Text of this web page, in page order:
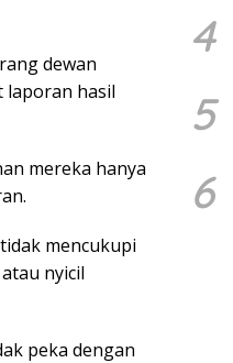
dewan
laporan hasil
mereka hanya
mencukupi
nyicil
peka dengan
4
5
6